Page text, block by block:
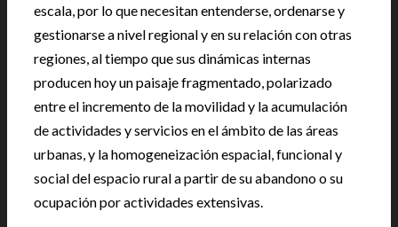
escala, por lo que necesitan entenderse, ordenarse y
gestionarse a nivel regional y en su relación con otras
regiones, al tiempo que sus dinámicas internas
producen hoy un paisaje fragmentado, polarizado
entre el incremento de la movilidad y la acumulación
de actividades y servicios en el ámbito de las áreas
urbanas, y la homogeneización espacial, funcional y
social del espacio rural a partir de su abandono o su
ocupación por actividades extensivas.